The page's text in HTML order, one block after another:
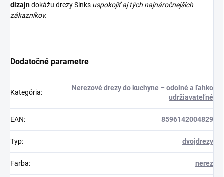
dizajndokážu drezy Sinks uspokojiť aj tých najnáročnejších
zákazníkov.
Dodatočné parametre
Kategória:
Nerezové drezy do kuchyne – odolné a ľahko
udržiavateľné
EAN: 8596142004829
Typ: dvojdrezy
Farba: nerez